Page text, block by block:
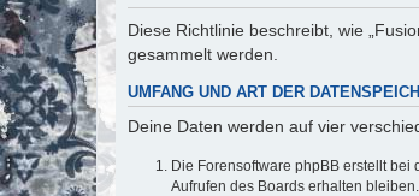
Diese Richtlinie beschreibt, wie
gesammelt werden.
UMFANG UND ART DER
Deine Daten werden auf vier
Die Forensoftware phpBB erstellt
Aufrufen des Boards erhalten